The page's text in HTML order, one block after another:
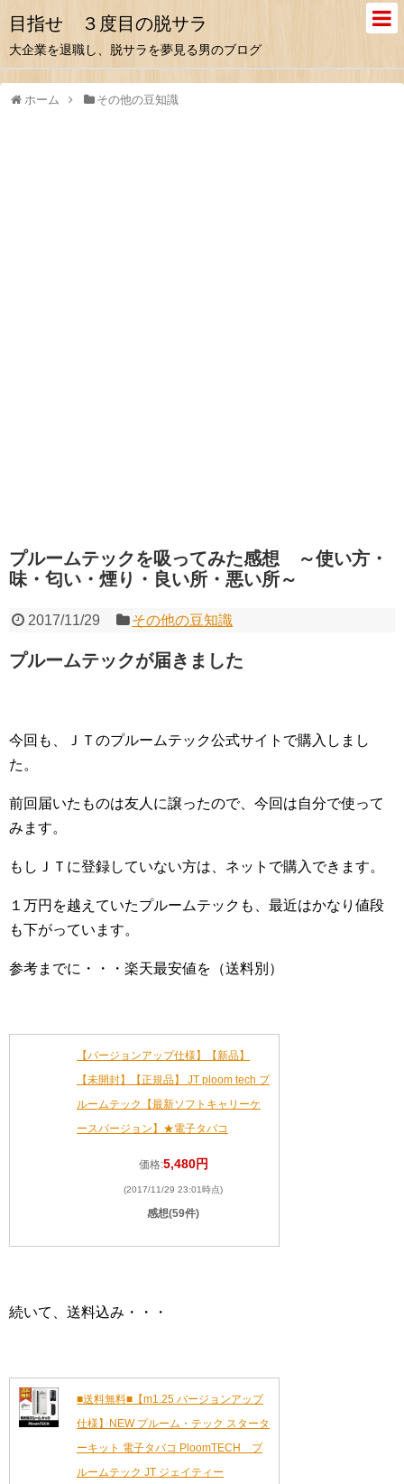
目指せ ３度目の脱サラ
大企業を退職し、脱サラを夢見る男のブログ
ホーム その他の豆知識
プルームテックを吸ってみた感想 ～使い方・
味・匂い・煙り・良い所・悪い所～
2017/11/29 その他の豆知識
プルームテックが届きました
今回も、ＪＴのプルームテック公式サイトで購入しまし
た。
前回届いたものは友人に譲ったので、今回は自分で使って
みます。
もしＪＴに登録していない方は、ネットで購入できます。
１万円を越えていたプルームテックも、最近はかなり値段
も下がっています。
参考までに・・・楽天最安値を（送料別）
【バージョンアップ仕様】【新品】
【未開封】【正規品】 JT ploom tech プ
ルームテック【最新ソフトキャリーケ
ースバージョン】★電子タバコ
価格:5,480円
(2017/11/29 23:01時点)
感想(59件)
続いて、送料込み・・・
■送料無料■【m1.25 バージョンアップ
仕様】NEW プルーム・テック スタータ
ーキット 電子タバコ PloomTECH プ
ルームテック JT ジェイティー